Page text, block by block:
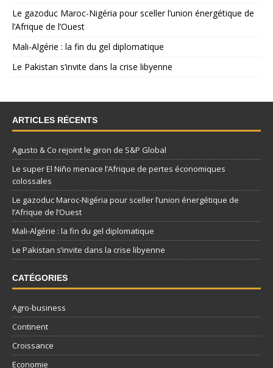
Le gazoduc Maroc-Nigéria pour sceller l’union énergétique de
l’Afrique de l’Ouest
Mali-Algérie : la fin du gel diplomatique
Le Pakistan s’invite dans la crise libyenne
ARTICLES RÉCENTS
Agusto & Co rejoint le giron de S&P Global
Le super El Niño menace l’Afrique de pertes économiques
colossales
Le gazoduc Maroc-Nigéria pour sceller l’union énergétique de
l’Afrique de l’Ouest
Mali-Algérie : la fin du gel diplomatique
Le Pakistan s’invite dans la crise libyenne
CATÉGORIES
Agro-business
Continent
Croissance
Economie